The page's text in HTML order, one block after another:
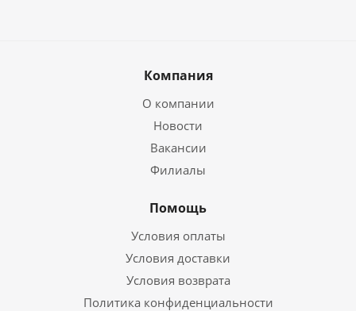
Компания
О компании
Новости
Вакансии
Филиалы
Помощь
Условия оплаты
Условия доставки
Условия возврата
Политика конфиденциальности